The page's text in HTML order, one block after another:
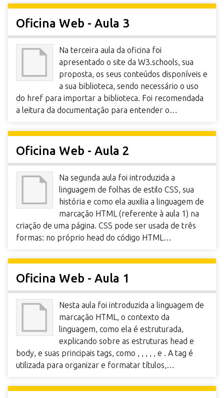
Oficina Web - Aula 3
Na terceira aula da oficina foi
apresentado o site da W3.schools, sua
proposta, os seus conteúdos disponíveis e
a sua biblioteca, sendo necessário o uso
do href para importar a biblioteca. Foi recomendada
a leitura da documentação para entender o…
Oficina Web - Aula 2
Na segunda aula foi introduzida a
linguagem de folhas de estilo CSS, sua
história e como ela auxilia a linguagem de
marcação HTML (referente à aula 1) na
criação de uma página. CSS pode ser usada de três
formas: no próprio head do código HTML…
Oficina Web - Aula 1
Nesta aula foi introduzida a linguagem de
marcação HTML, o contexto da
linguagem, como ela é estruturada,
explicando sobre as estruturas head e
body, e suas principais tags, como , , , , , e . A tag é
utilizada para organizar e formatar títulos,…